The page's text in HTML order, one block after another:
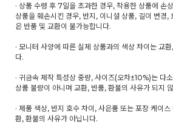
· 상품 수령 후 7일을 초과한 경우, 착용한 상품에 손
상품을 훼손시킨 경우, 반지, 이니셜 상품, 길이 변경,
은 반품 및 교환이 불가능합니다.
· 모니터 사양에 따른 실제 상품과의 색상 차이는 교
다.
· 귀금속 제작 특성상 중량, 사이즈(오차±10%)는 다
상품 불량이 아니며 교환, 반품, 환불의 사유가 되지
· 제품 색상, 반지 호수 차이, 사은품 또는 포장 케이
환, 환불의 사유가 아닙니다.